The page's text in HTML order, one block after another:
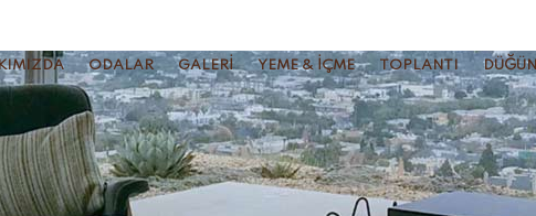
ODALAR GALERI YEME & İÇME TOPLANTI DÜĞÜN